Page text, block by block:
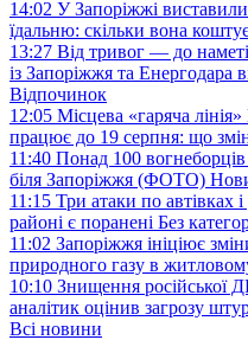
14:02 У Запоріжжі
їдальню: скільки вона
13:27 Від тривог — до
із Запоріжжя та
Відпочинок
12:05 Місцева «гаряча
працює до 19 серпня: що
11:40 Понад 100 вогнеборців
біля Запоріжжя (ФОТО)
11:15 Три атаки по автівках
районі є поранені Без
11:02 Запоріжжя ініціює
природного газу в
10:10 Знищення російської
аналітик оцінив загрозу
Всі новини